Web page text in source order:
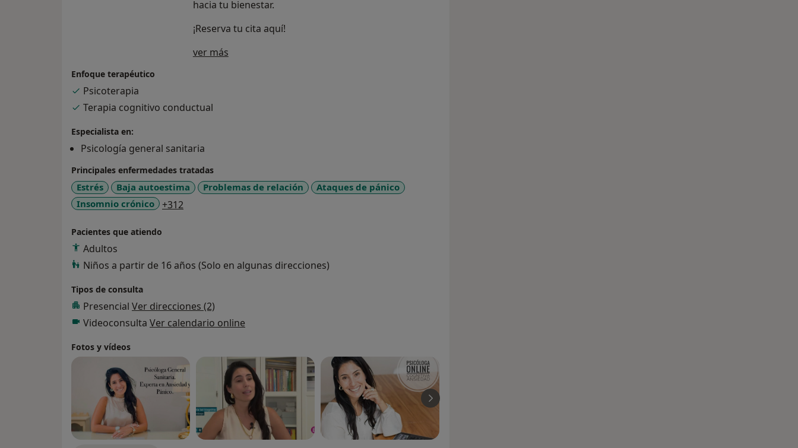
hacia tu bienestar.
¡Reserva tu cita aquí!
ver másSobre mí
Enfoque terapéutico
Psicoterapia
Terapia cognitivo conductual
Especialista en:
Psicología general sanitaria
Principales enfermedades tratadas
Estrés Baja autoestima Problemas de relación
Ataques de pánico
Insomnio crónico
+312
Pacientes que atiendo
Adultos
Niños a partir de 16 años (Solo en algunas direcciones)
Tipos de consulta
Presencial Ver direcciones (2)
Videoconsulta Ver calendario online
Fotos y vídeos